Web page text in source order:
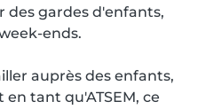
des gardes d'enfants,
ends.
auprès des enfants,
tant qu'ATSEM, ce